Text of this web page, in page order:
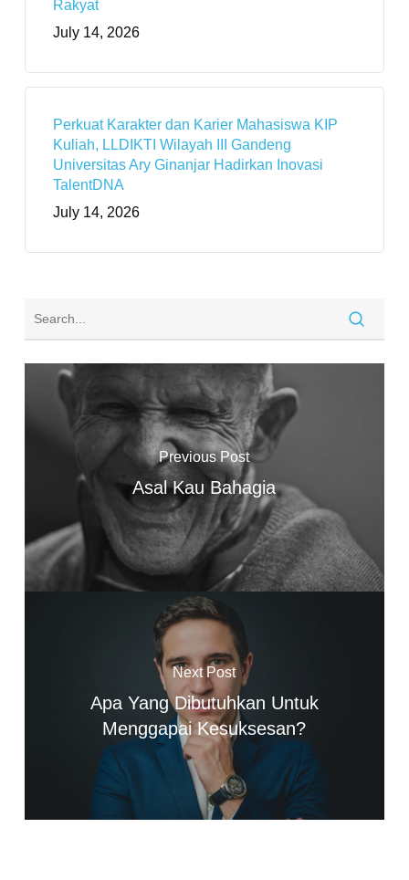
Rakyat
July 14, 2026
Perkuat Karakter dan Karier Mahasiswa KIP
Kuliah, LLDIKTI Wilayah III Gandeng
Universitas Ary Ginanjar Hadirkan Inovasi
TalentDNA
July 14, 2026
Previous Post
Asal Kau Bahagia
Next Post
Apa Yang Dibutuhkan Untuk
Menggapai Kesuksesan?